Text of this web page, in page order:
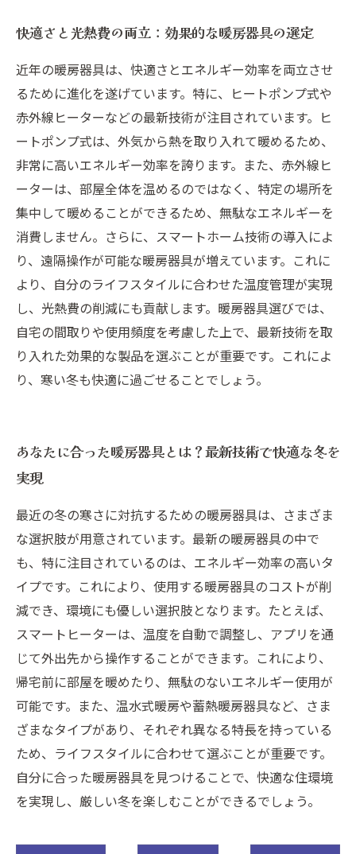
快適さと光熱費の両立：効果的な暖房器具の選定
近年の暖房器具は、快適さとエネルギー効率を両立させ
るために進化を遂げています。特に、ヒートポンプ式や
赤外線ヒーターなどの最新技術が注目されています。ヒ
ートポンプ式は、外気から熱を取り入れて暖めるため、
非常に高いエネルギー効率を誇ります。また、赤外線ヒ
ーターは、部屋全体を温めるのではなく、特定の場所を
集中して暖めることができるため、無駄なエネルギーを
消費しません。さらに、スマートホーム技術の導入によ
り、遠隔操作が可能な暖房器具が増えています。これに
より、自分のライフスタイルに合わせた温度管理が実現
し、光熱費の削減にも貢献します。暖房器具選びでは、
自宅の間取りや使用頻度を考慮した上で、最新技術を取
り入れた効果的な製品を選ぶことが重要です。これによ
り、寒い冬も快適に過ごせることでしょう。
あなたに合った暖房器具とは？最新技術で快適な冬を
実現
最近の冬の寒さに対抗するための暖房器具は、さまざま
な選択肢が用意されています。最新の暖房器具の中で
も、特に注目されているのは、エネルギー効率の高いタ
イプです。これにより、使用する暖房器具のコストが削
減でき、環境にも優しい選択肢となります。たとえば、
スマートヒーターは、温度を自動で調整し、アプリを通
じて外出先から操作することができます。これにより、
帰宅前に部屋を暖めたり、無駄のないエネルギー使用が
可能です。また、温水式暖房や蓄熱暖房器具など、さま
ざまなタイプがあり、それぞれ異なる特長を持っている
ため、ライフスタイルに合わせて選ぶことが重要です。
自分に合った暖房器具を見つけることで、快適な住環境
を実現し、厳しい冬を楽しむことができるでしょう。